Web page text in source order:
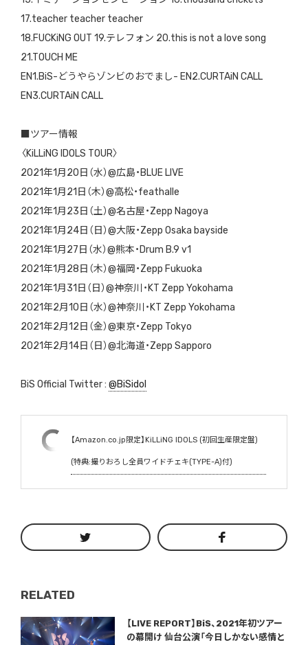
17.teacher teacher teacher
18.FUCKiNG OUT 19.テレフォン 20.this is not a love song
21.TOUCH ME
EN1.BiS-どうやらゾンビのおでまし- EN2.CURTAiN CALL
EN3.CURTAiN CALL
■ツアー情報
〈KiLLiNG IDOLS TOUR〉
2021年1月20日（水）@広島・BLUE LIVE
2021年1月21日（木）@高松・feathalle
2021年1月23日（土）@名古屋・Zepp Nagoya
2021年1月24日（日）@大阪・Zepp Osaka bayside
2021年1月27日（水）@熊本・Drum B.9 v1
2021年1月28日（木）@福岡・Zepp Fukuoka
2021年1月31日（日）@神奈川・KT Zepp Yokohama
2021年2月10日（水）@神奈川・KT Zepp Yokohama
2021年2月12日（金）@東京・Zepp Tokyo
2021年2月14日（日）@北海道・Zepp Sapporo
BiS Official Twitter : @BiSidol
【Amazon.co.jp限定】KiLLiNG IDOLS (初回生産限定盤)
(特典:撮りおろし全員ワイドチェキ(TYPE-A)付)
RELATED
【LIVE REPORT】BiS、2021年初ツアー
の幕開け 仙台公演「今日しかない感情と